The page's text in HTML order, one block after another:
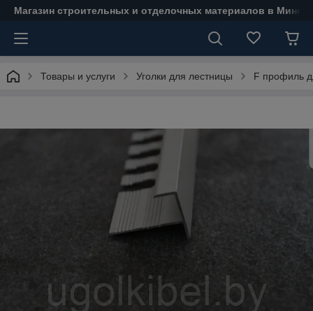
Магазин строительных и отделочных материалов в Минске
Товары и услуги Уголки для лестницы F профиль